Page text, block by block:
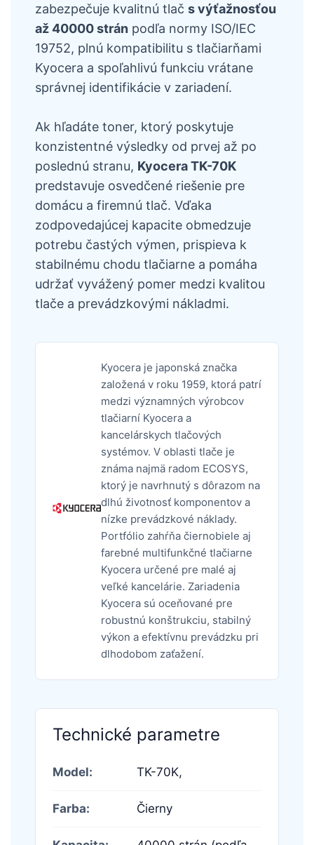
zabezpečuje kvalitnú tlač s výťažnosťou
až 40000 strán podľa normy ISO/IEC
19752, plnú kompatibilitu s tlačiarňami
Kyocera a spoľahlivú funkciu vrátane
správnej identifikácie v zariadení.
Ak hľadáte toner, ktorý poskytuje
konzistentné výsledky od prvej až po
poslednú stranu, Kyocera TK-70K
predstavuje osvedčené riešenie pre
domácu a firemnú tlač. Vďaka
zodpovedajúcej kapacite obmedzuje
potrebu častých výmen, prispieva k
stabilnému chodu tlačiarne a pomáha
udržať vyvážený pomer medzi kvalitou
tlače a prevádzkovými nákladmi.
Kyocera je japonská značka
založená v roku 1959, ktorá patrí
medzi významných výrobcov
tlačiarní Kyocera a
kancelárskych tlačových
systémov. V oblasti tlače je
známa najmä radom ECOSYS,
ktorý je navrhnutý s dôrazom na
dlhú životnosť komponentov a
nízke prevádzkové náklady.
Portfólio zahŕňa čiernobiele aj
farebné multifunkčné tlačiarne
Kyocera určené pre malé aj
veľké kancelárie. Zariadenia
Kyocera sú oceňované pre
robustnú konštrukciu, stabilný
výkon a efektívnu prevádzku pri
dlhodobom zaťažení.
Technické parametre
Model: TK-70K,
Farba: Čierny